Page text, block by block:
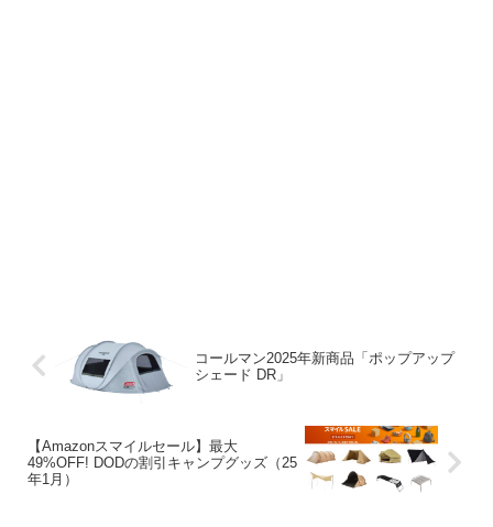
コールマン2025年新商品「ポップアップ
シェード DR」
【Amazonスマイルセール】最大
49%OFF! DODの割引キャンプグッズ（25
年1月）